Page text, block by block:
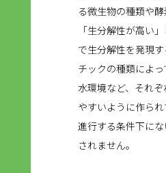
る微生物の種類や酵
「生分解性が高い
で生分解性を発現
チックの種類によっ
水環境など、それ
やすいように作ら
進行する条件下に
されません。